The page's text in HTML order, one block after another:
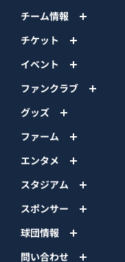
チーム情報
チケット
イベント
ファンクラブ
グッズ
ファーム
エンタメ
スタジアム
スポンサー
球団情報
問い合わせ